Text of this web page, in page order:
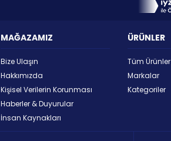
MAĞAZAMIZ
Bize Ulaşın
Hakkımızda
Kişisel Verilerin Korunması
Haberler & Duyurular
İnsan Kaynakları
ÜRÜNLER
Tüm Ürünler
Markalar
Kategoriler